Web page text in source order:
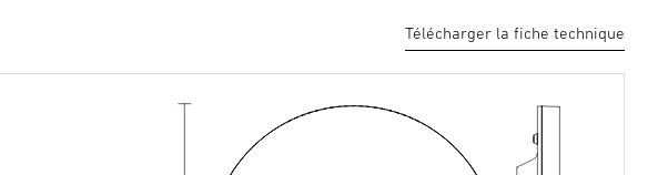
Télécharger la fiche technique